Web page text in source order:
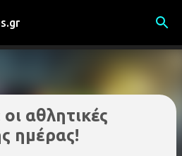
κύριο περιεχόμενο
αθλητικές
ημέρας!